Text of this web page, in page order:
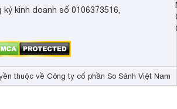
kinh doanh số 0106373516,
thuộc về Công ty cổ phần So Sánh Việt Nam